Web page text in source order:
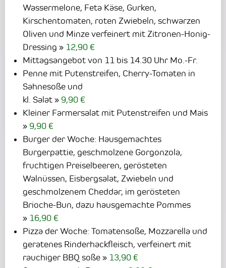
Wassermelone, Feta Käse, Gurken,
Kirschentomaten, roten Zwiebeln, schwarzen
Oliven und Minze verfeinert mit Zitronen-Honig-
Dressing
12,90 €
Mittagsangebot von 11 bis 14.30 Uhr Mo.-Fr.
Penne mit Putenstreifen, Cherry-Tomaten in
Sahnesoße und
kl. Salat
9,90 €
Kleiner Farmersalat mit Putenstreifen und Mais
9,90 €
Burger der Woche: Hausgemachtes
Burgerpattie, geschmolzene Gorgonzola,
fruchtigen Preiselbeeren, gerösteten
Walnüssen, Eisbergsalat, Zwiebeln und
geschmolzenem Cheddar, im gerösteten
Brioche-Bun, dazu hausgemachte Pommes
16,90 €
Pizza der Woche: Tomatensoße, Mozzarella und
geratenes Rinderhackfleisch, verfeinert mit
rauchiger BBQ soße
13,90 €